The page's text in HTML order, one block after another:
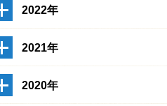
2022年
2021年
2020年